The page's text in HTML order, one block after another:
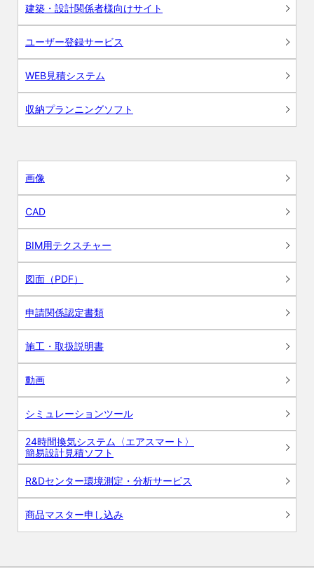
建築・設計関係者様向けサイト
ユーザー登録サービス
WEB見積システム
収納プランニングソフト
画像
CAD
BIM用テクスチャー
図面（PDF）
申請関係認定書類
施工・取扱説明書
動画
シミュレーションツール
24時間換気システム〈エアスマート〉
簡易設計見積ソフト
R&Dセンター環境測定・分析サービス
商品マスター申し込み